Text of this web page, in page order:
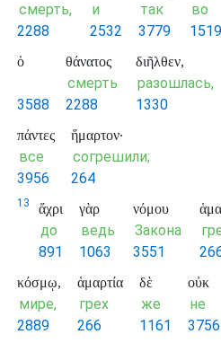
смерть,
2288
и
2532
так
3779
во
1519
ὁ
3588
θάνατος
смерть
2288
διῆλθεν,
разошлась,
1330
πάντες
все
3956
ἥμαρτον·
согрешили;
264
13 ἄχρι
до
891
γὰρ
ведь
1063
νόμου
Закона
3551
κόσμῳ,
мире,
2889
ἁμαρτία
грех
266
δὲ
же
1161
οὐκ
не
3756